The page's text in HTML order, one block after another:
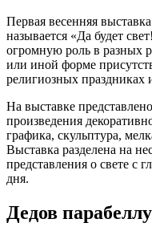
Первая весенняя
называется «Да будет
огромную роль в разных
или иной форме
религиозных праздниках
На выставке
произведения
графика, скульптура,
Выставка разделена на
представления о свете с
дня.
Дедов